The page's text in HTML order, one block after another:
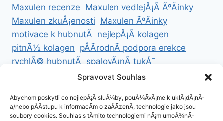
Maxulen recenze Maxulen vedlejÅ¡Ã­ ÃºÄinky
Maxulen zkuÅ¡enosti Maxulen ÃºÄinky
motivace k hubnutÃ­ nejlepÅ¡Ã­ kolagen
pitnÃ½ kolagen pÅÃ­rodnÃ­ podpora erekce
rychlÃ© hubnutÃ­ spalovÃ¡nÃ­ tukÅ¯
ZdravÃ© hubnutÃ­ ZdravÃ© recepty na hubnutÃ­
Spravovat Souhlas
Abychom poskytli co nejlepÅ¡Ã­ sluÅ¾by, pouÅ¾Ã­vÃ¡me k uklÃ¡dÃ¡nÃ­
a/nebo pÅÃ­stupu k informacÃ­m o zaÅÃ­zenÃ­, technologie jako jsou
soubory cookies. Souhlas s tÄmito technologiemi nÃ¡m umoÅ¾nÃ­